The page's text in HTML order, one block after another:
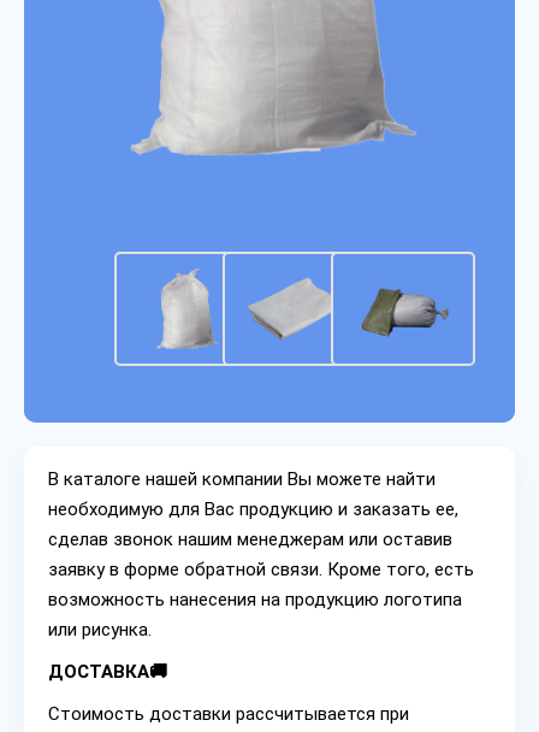
В каталоге нашей компании Вы можете найти
необходимую для Вас продукцию и заказать ее,
сделав звонок нашим менеджерам или оставив
заявку в форме обратной связи. Кроме того, есть
возможность нанесения на продукцию логотипа
или рисунка.
ДОСТАВКА🚚
Стоимость доставки рассчитывается при